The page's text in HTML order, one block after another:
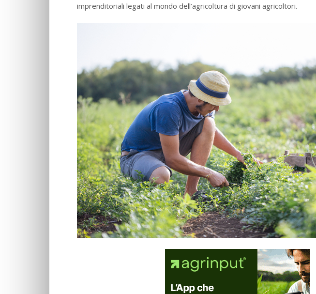
imprenditoriali legati al mondo dell’agricoltura di giovani agricoltori.